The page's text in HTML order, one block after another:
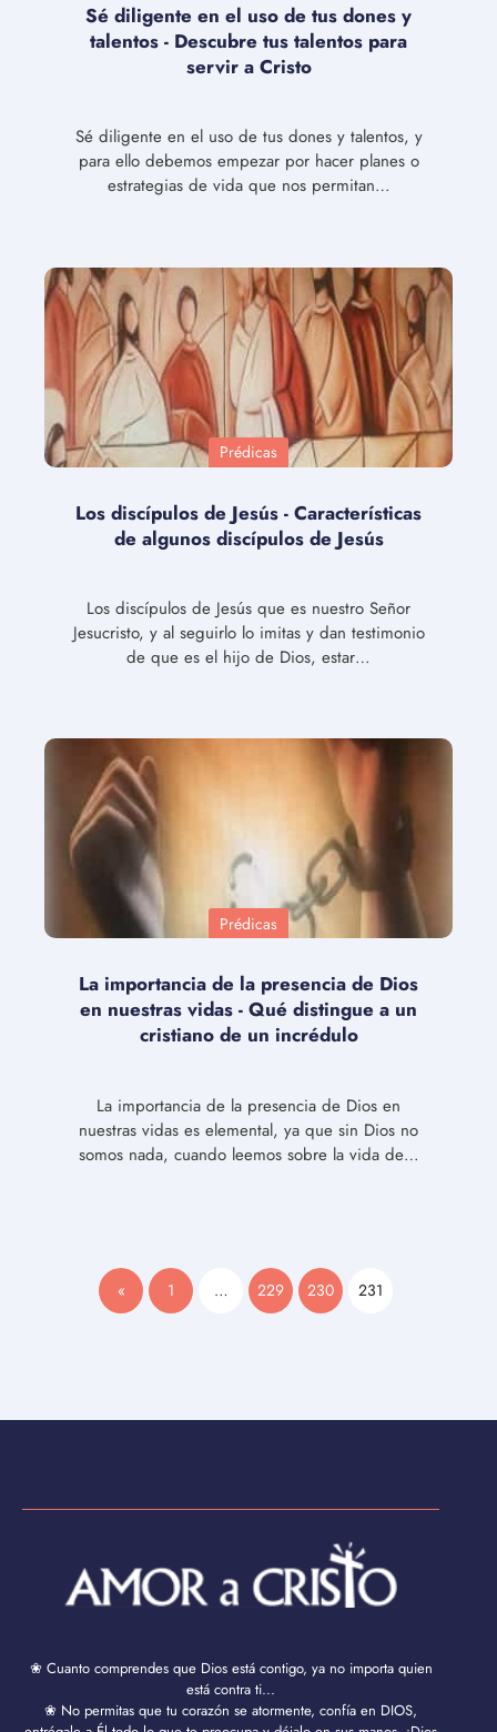
Sé diligente en el uso de tus dones y
talentos - Descubre tus talentos para
servir a Cristo
Sé diligente en el uso de tus dones y talentos, y
para ello debemos empezar por hacer planes o
estrategias de vida que nos permitan…
Prédicas
Los discípulos de Jesús - Características
de algunos discípulos de Jesús
Los discípulos de Jesús que es nuestro Señor
Jesucristo, y al seguirlo lo imitas y dan testimonio
de que es el hijo de Dios, estar…
Prédicas
La importancia de la presencia de Dios
en nuestras vidas - Qué distingue a un
cristiano de un incrédulo
La importancia de la presencia de Dios en
nuestras vidas es elemental, ya que sin Dios no
somos nada, cuando leemos sobre la vida de…
« 1 … 229 230 231
❀ Cuanto comprendes que Dios está contigo, ya no importa quien
está contra ti...
❀ No permitas que tu corazón se atormente, confía en DIOS,